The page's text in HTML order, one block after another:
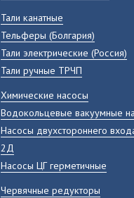
Тали канатные
Тельферы (Болгария)
Тали электрические (Россия)
Тали ручные ТРЧП
Химические насосы
Водокольцевые вакуумные
Насосы двухстороннего
2Д
Насосы ЦГ герметичные
Червячные редукторы